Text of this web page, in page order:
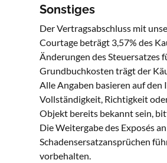
Sonstiges
Der Vertragsabschluss mit
Courtage beträgt 3,57% des
Änderungen des Steuersatzes
Grundbuchkosten trägt der
Alle Angaben basieren auf
Vollständigkeit, Richtigkeit
Objekt bereits bekannt sein,
Die Weitergabe des Exposés
Schadensersatzansprüchen
vorbehalten.